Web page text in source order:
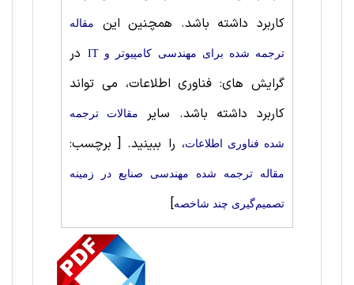
کاربرد داشته باشد. همچنین این
مقاله
ترجمه شده برای مهندسی کامپیوتر و IT
در
گرایش های: فناوری اطلاعات، می تواند
کاربرد داشته باشد. سایر
مقالات ترجمه
شده فناوری اطلاعات، را ببینید. [ برچسب:
مقاله ترجمه شده مهندسی صنايع در زمینه
تصمیم‌گیری چند شاخصه]